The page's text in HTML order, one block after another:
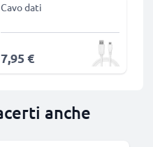
Cavo dati
7,95 €
anche